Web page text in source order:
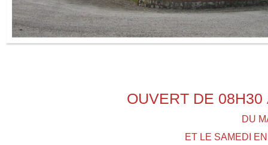
OUVERT DE
DU
ET LE SAMEDI